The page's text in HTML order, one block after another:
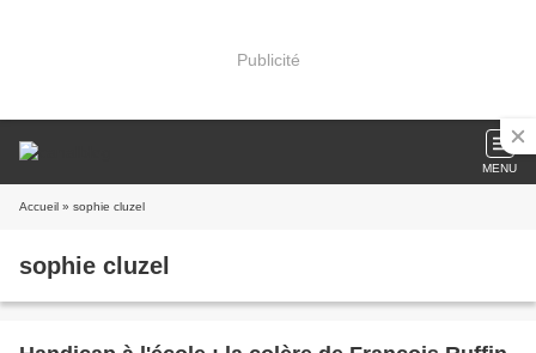
Publicité
MENU
Accueil » sophie cluzel
sophie cluzel